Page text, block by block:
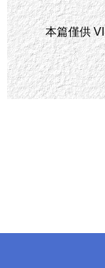
本篇僅供